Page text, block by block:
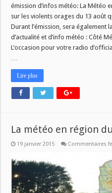
émission d’infos météo: La Météo
sur les violents orages du 13 août
Durant l’émission, sera également
d’actualité et d’info météo : Côté
L’occasion pour votre radio
…
Lire plus
La météo en région
19 janvier 2015 Commentaires